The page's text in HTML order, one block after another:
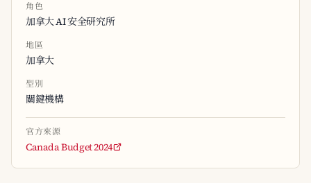
角色
加拿大 AI 安全研究所
地區
加拿大
型別
關鍵機構
官方來源
Canada Budget 2024